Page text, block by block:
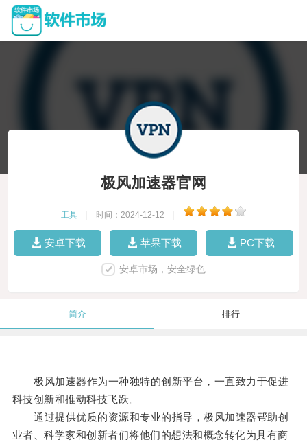
极风加速器官网
工具 时间：2024-12-12
安卓下载 苹果下载 PC下载
安卓市场，安全绿色
简介 排行
极风加速器作为一种独特的创新平台，一直致力于促进
科技创新和推动科技飞跃。
通过提供优质的资源和专业的指导，极风加速器帮助创
业者、科学家和创新者们将他们的想法和概念转化为具有商